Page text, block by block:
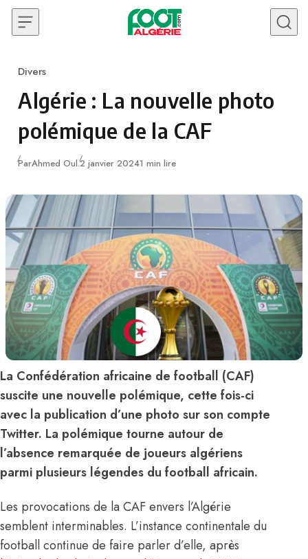
Skip to content
Category
Divers
Algérie : La nouvelle photo
polémique de la CAF
ParAhmed Oul.Publié
2 janvier 20241 min lire
La Confédération africaine de football (CAF)
suscite une nouvelle polémique, cette fois-ci
avec la publication d’une photo sur son compte
Twitter. La polémique tourne autour de
l’absence remarquée de joueurs algériens
parmi plusieurs légendes du football africain.
Les provocations de la CAF envers l’Algérie
semblent interminables. L’instance continentale du
football continue de faire parler d’elle, après